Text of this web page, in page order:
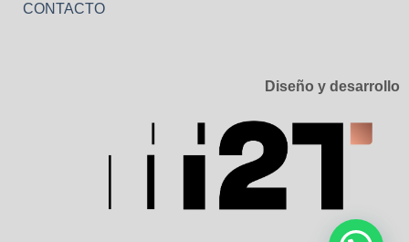
CONTACTO
Diseño y desarrollo